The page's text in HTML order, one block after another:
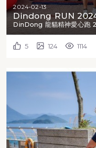
2024-02-13
Dindong RUN
DinDong 龍貓精神愛心跑
5 124 1114